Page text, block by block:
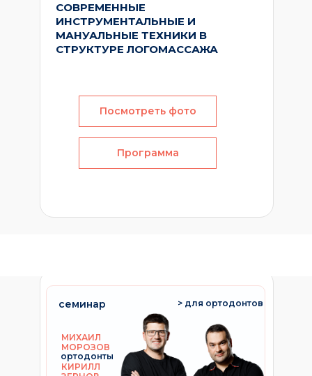
СОВРЕМЕННЫЕ
ИНСТРУМЕНТАЛЬНЫЕ И
МАНУАЛЬНЫЕ ТЕХНИКИ В
СТРУКТУРЕ ЛОГОМАССАЖА
Программа
Посмотреть фото
семинар
МИХАИЛ
МОРОЗОВ
КИРИЛЛ
ортодонты
> для ортодонтов